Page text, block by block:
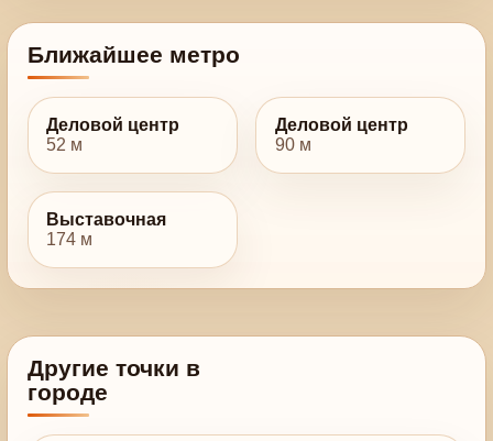
Ближайшее метро
Деловой центр
52 м
Деловой центр
90 м
Выставочная
174 м
Другие точки в
городе